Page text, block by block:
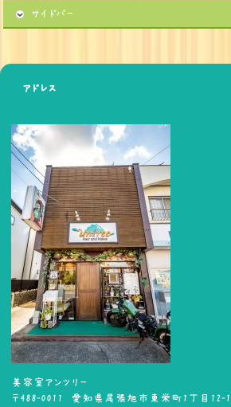
サイドバー
アドレス
美容室アンツリー
〒488-0011 愛知県尾張旭市東栄町1丁目12-